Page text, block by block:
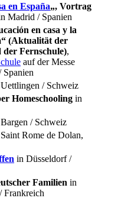
en España„, Vortrag
Madrid / Spanien
en casa y la
(Aktualität der
der Fernschule),
auf der Messe
/ Schweiz
Homeschooling in
/ Schweiz
Rome de Dolan,
in Düsseldorf /
Familien in
Frankreich